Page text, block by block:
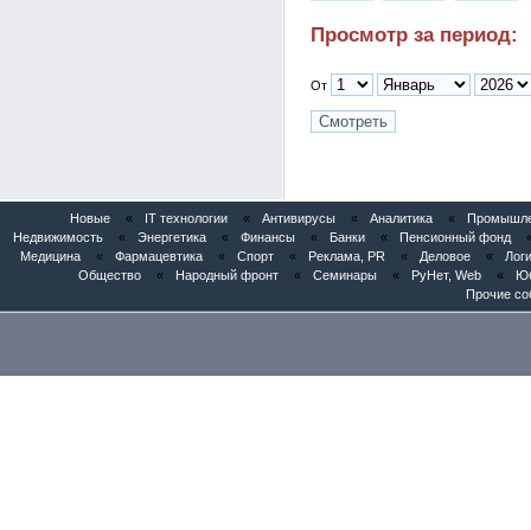
Просмотр за период:
От
Новые « IT технологии « Антивирусы « Аналитика «
Недвижимость
« Энергетика « Финансы « Банки « Пенсионный фонд
Медицина
« Фармацевтика « Спорт « Реклама, PR « Деловое «
Общество
« Народный фронт « Семинары « РуНет, Web «
Прочие